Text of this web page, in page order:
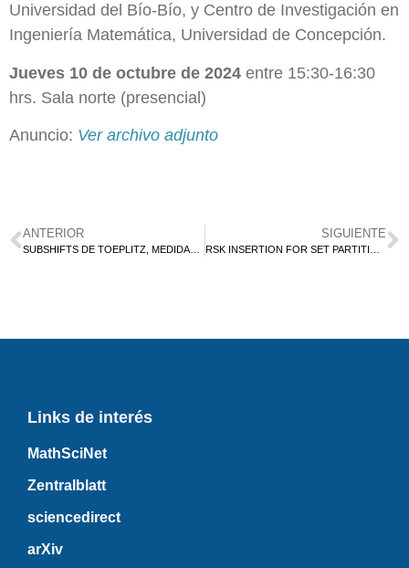
Universidad del Bío-Bío, y Centro de Investigación en
Ingeniería Matemática, Universidad de Concepción.
Jueves 10 de octubre de 2024 entre 15:30-16:30
hrs. Sala norte (presencial)
Anuncio: Ver archivo adjunto
ANTERIOR
SUBSHIFTS DE TOEPLITZ, MEDIDAS INVARIANTES Y GRUPOS RESIDUALMENTE FINITOS.
SIGUIENTE
RSK INSERTION FOR SET PARTITIONS AND DIAGRAM ALGEBRAS
Links de interés
MathSciNet
Zentralblatt
sciencedirect
arXiv